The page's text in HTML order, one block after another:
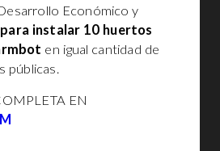
Económico y
para instalar 10 huertos
en igual cantidad de
públicas.
EN